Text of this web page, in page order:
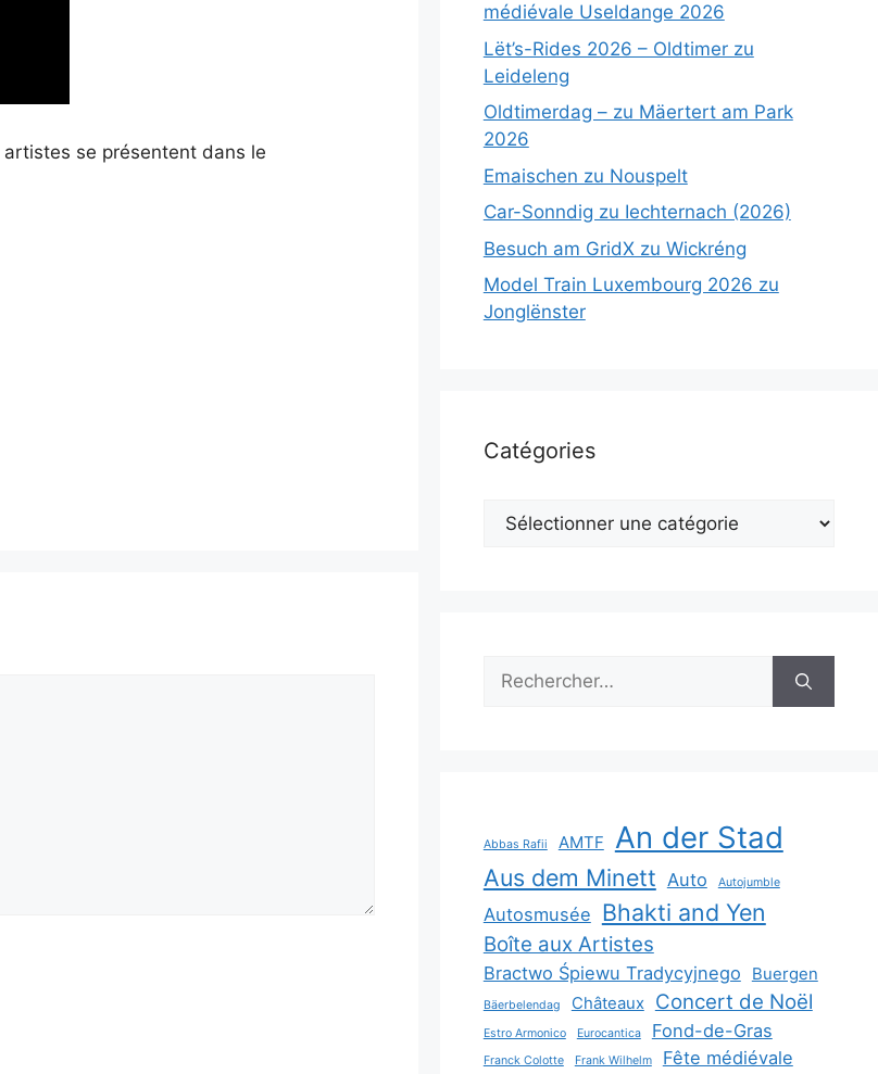
artistes se présentent dans le
médiévale Useldange 2026
Lët’s-Rides 2026 – Oldtimer zu
Leideleng
Oldtimerdag – zu Mäertert am Park
2026
Emaischen zu Nouspelt
Car-Sonndig zu Iechternach (2026)
Besuch am GridX zu Wickréng
Model Train Luxembourg 2026 zu
Jonglënster
Catégories
Catégories
Rechercher :
Abbas Rafii AMTF An der Stad
Aus dem Minett Auto Autojumble
Autosmusée Bhakti and Yen
Boîte aux Artistes
Bractwo Śpiewu Tradycyjnego Buergen
Bäerbelendag Châteaux Concert de Noël
Estro Armonico Eurocantica Fond-de-Gras
Franck Colotte Frank Wilhelm Fête médiévale